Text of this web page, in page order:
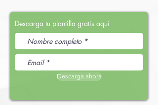
Descarga tu plantilla gratis aquí
Descarga ahora